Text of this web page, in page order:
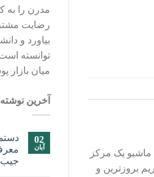
یک مرکز
بروزترین و
مدرن را به
رضایت
بیاورد و
توانسته
میان بازار
آخرین
02
آبان
جیب